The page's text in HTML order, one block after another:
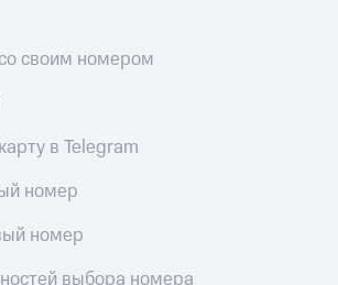
своим номером
в Telegram
номер
номер
выбора номера